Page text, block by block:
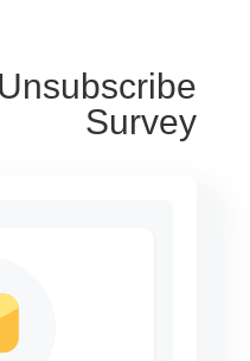
Survey